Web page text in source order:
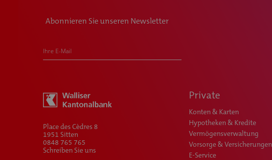
Abonnieren Sie unseren Newsletter
Ihre E-Mail
Place des Cèdres 8
1951 Sitten
0848 765 765
Schreiben Sie uns
Private
Konten & Karten
Hypotheken & Kredite
Vermögensverwaltung
Vorsorge & Versicherungen
E-Service